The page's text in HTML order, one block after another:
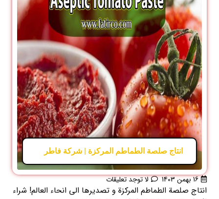
انتاج صلصة الطماطم المركزة | شركة فاطر
16 بهمن 1403 لا توجد تعليقات
انتاج صلصة الطماطم المركزة و تصديرها الى انحاء العالم! شراء